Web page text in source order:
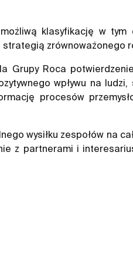
klasyfikację w tym
strategią zrównoważonego
Grupy Roca
wpływu na
procesów
wysiłku zespołów na
z partnerami i